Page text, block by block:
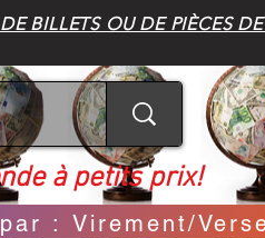
BILLETS OU DE PIÈCES
à petits prix!
: Virement/